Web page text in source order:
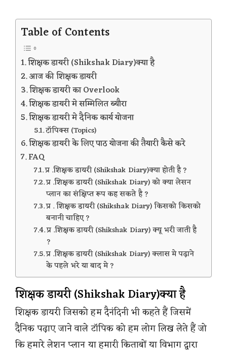
Table of Contents
शिक्षक डायरी (Shikshak Diary)क्या है
आज की शिक्षक डायरी
शिक्षक डायरी का Overlook
शिक्षक डायरी मे सम्मिलित ब्यौरा
शिक्षक डायरी मे दैनिक कार्य योजना
टॉपिक्स (Topics)
शिक्षक डायरी के लिए पाठ योजना की तैयारी कैसे करे
FAQ
प्र .शिक्षक डायरी (Shikshak Diary)क्या होती है ?
प्र .शिक्षक डायरी (Shikshak Diary) को क्या लेसन
प्लान का संक्षिप्त रूप कह सकते है ?
प्र . शिक्षक डायरी (Shikshak Diary) किसको किसको
बनानी चाहिए ?
प्र .शिक्षक डायरी (Shikshak Diary) क्यू भरी जाती है
?
प्र .शिक्षक डायरी (Shikshak Diary) क्लास मे पढ़ाने
के पहले भरे या बाद मे ?
शिक्षक डायरी (Shikshak Diary)क्या है
शिक्षक डायरी जिसको हम दैनंदिनी भी कहते हैं जिसमें
दैनिक पढ़ाए जाने वाले टॉपिक को हम लोग लिख लेते हैं जो
कि हमारे लेशन प्लान या हमारी किताबों या विभाग द्वारा